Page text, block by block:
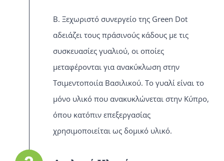
Β. Ξεχωριστό συνεργείο της Green Dot
αδειάζει τους πράσινούς κάδους με τις
συσκευασίες γυαλιού, οι οποίες
μεταφέρονται για ανακύκλωση στην
Τσιμεντοποιία Βασιλικού. Το γυαλί είναι το
μόνο υλικό που ανακυκλώνεται στην Κύπρο,
όπου κατόπιν επεξεργασίας
χρησιμοποιείται ως δομικό υλικό.